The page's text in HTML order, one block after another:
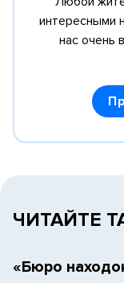
интересными
нас очень
ЧИТАЙТЕ
«Бюро